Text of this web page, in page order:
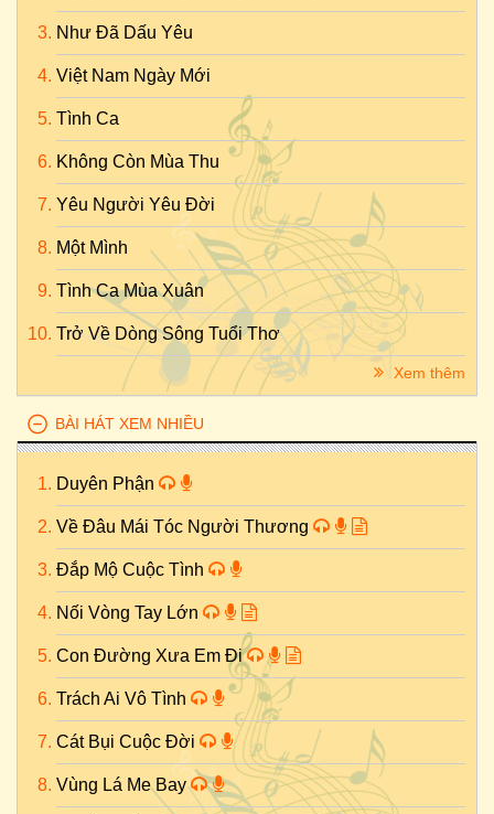
Như Đã Dấu Yêu
Việt Nam Ngày Mới
Tình Ca
Không Còn Mùa Thu
Yêu Người Yêu Đời
Một Mình
Tình Ca Mùa Xuân
Trở Về Dòng Sông Tuổi Thơ
Xem thêm
BÀI HÁT XEM NHIỀU
Duyên Phận
Về Đâu Mái Tóc Người Thương
Đắp Mộ Cuộc Tình
Nối Vòng Tay Lớn
Con Đường Xưa Em Đi
Trách Ai Vô Tình
Cát Bụi Cuộc Đời
Vùng Lá Me Bay